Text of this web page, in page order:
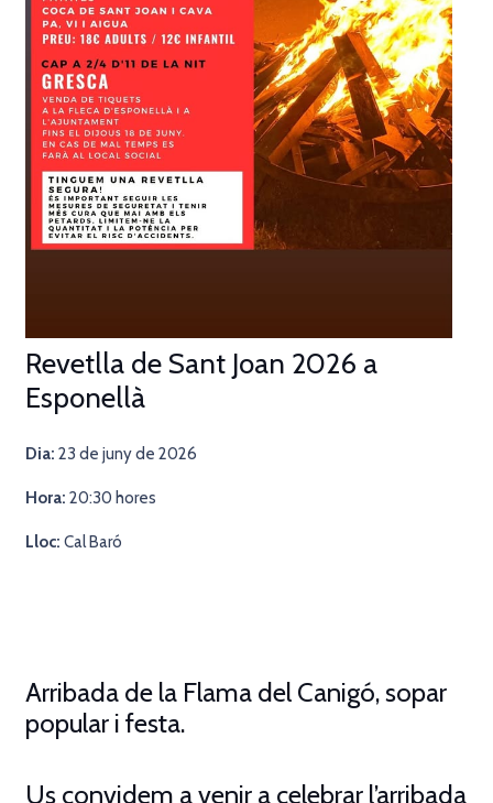
Revetlla de Sant Joan 2026 a
Esponellà
Dia: 23 de juny de 2026
Hora: 20:30 hores
Lloc: Cal Baró
Arribada de la Flama del Canigó, sopar
popular i festa.
Us convidem a venir a celebrar l’arribada